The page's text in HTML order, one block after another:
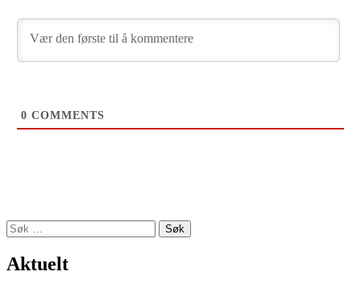
0 COMMENTS
Søk
etter:
Aktuelt